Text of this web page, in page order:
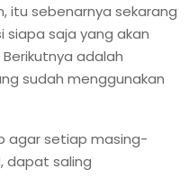
itu sebenarnya sekarang
siapa saja yang akan
adalah
sudah menggunakan
agar setiap masing-
dapat saling